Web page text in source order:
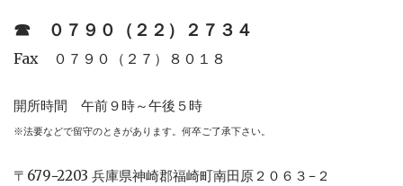
☎︎ ０７９０（２２）２７３４
Fax ０７９０（２７）８０１８
開所時間 午前９時～午後５時
※法要などで留守のときがあります。何卒ご了承下さい。
〒679−2203 兵庫県神崎郡福崎町南田原２０６３−２